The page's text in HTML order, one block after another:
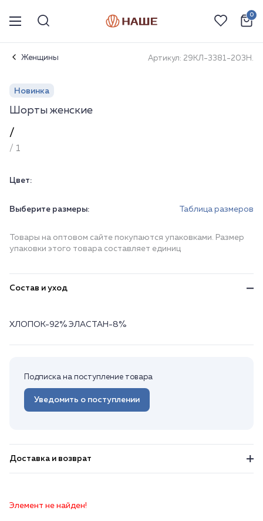
0
Женщины Артикул: 29КЛ-3381-203Н.
Новинка
Шорты женские
/
/ 1
Цвет:
Выберите размеры: Таблица размеров
Товары на оптовом сайте покупаются упаковками. Размер
упаковки этого товара составляет единиц
Состав и уход
ХЛОПОК-92% ЭЛАСТАН-8%
Подписка на поступление товара
Уведомить о поступлении
Доставка и возврат
Элемент не найден!